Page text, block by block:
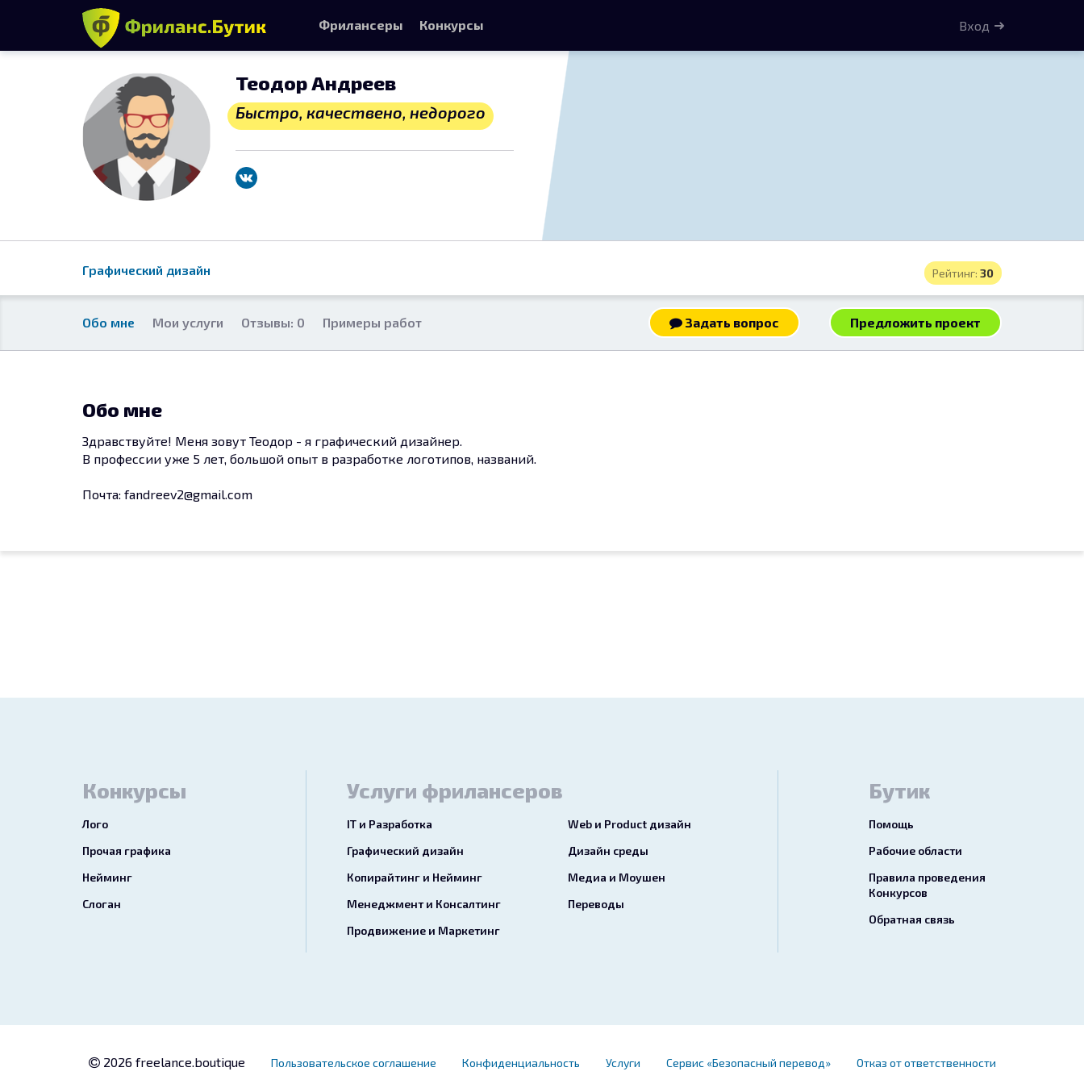
Теодор Андреев
Быстро, качествено, недорого
Рейтинг: 30
Графический дизайн
Обо мне Мои услуги Отзывы: 0 Примеры работ Задать вопрос Предложить проект
Обо мне
Здравствуйте! Меня зовут Теодор - я графический дизайнер.
В профессии уже 5 лет, большой опыт в разработке логотипов, названий.
Почта: fandreev2@gmail.com
Фрилансеры Конкурсы Вход
Конкурсы
Лого
Прочая графика
Нейминг
Слоган
Услуги фрилансеров
IT и Разработка
Web и Product дизайн
Графический дизайн
Дизайн среды
Копирайтинг и Нейминг
Медиа и Моушен
Менеджмент и Консалтинг
Переводы
Продвижение и Маркетинг
Бутик
Помощь
Рабочие области
Правила проведения
Конкурсов
Обратная связь
2026 freelance.boutique Пользовательское соглашение Конфиденциальность Услуги Сервис «Безопасный перевод» Отказ от ответственности